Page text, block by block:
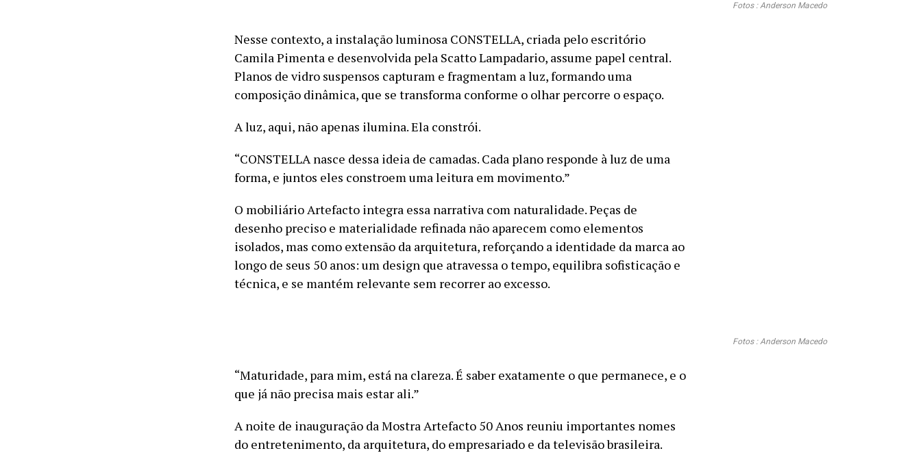
Fotos : Anderson Macedo
Nesse contexto, a instalação luminosa CONSTELLA, criada pelo escritório
Camila Pimenta e desenvolvida pela Scatto Lampadario, assume papel central.
Planos de vidro suspensos capturam e fragmentam a luz, formando uma
composição dinâmica, que se transforma conforme o olhar percorre o espaço.
A luz, aqui, não apenas ilumina. Ela constrói.
“CONSTELLA nasce dessa ideia de camadas. Cada plano responde à luz de uma
forma, e juntos eles constroem uma leitura em movimento.”
O mobiliário Artefacto integra essa narrativa com naturalidade. Peças de
desenho preciso e materialidade refinada não aparecem como elementos
isolados, mas como extensão da arquitetura, reforçando a identidade da marca ao
longo de seus 50 anos: um design que atravessa o tempo, equilibra sofisticação e
técnica, e se mantém relevante sem recorrer ao excesso.
Fotos : Anderson Macedo
“Maturidade, para mim, está na clareza. É saber exatamente o que permanece, e o
que já não precisa mais estar ali.”
A noite de inauguração da Mostra Artefacto 50 Anos reuniu importantes nomes
do entretenimento, da arquitetura, do empresariado e da televisão brasileira.